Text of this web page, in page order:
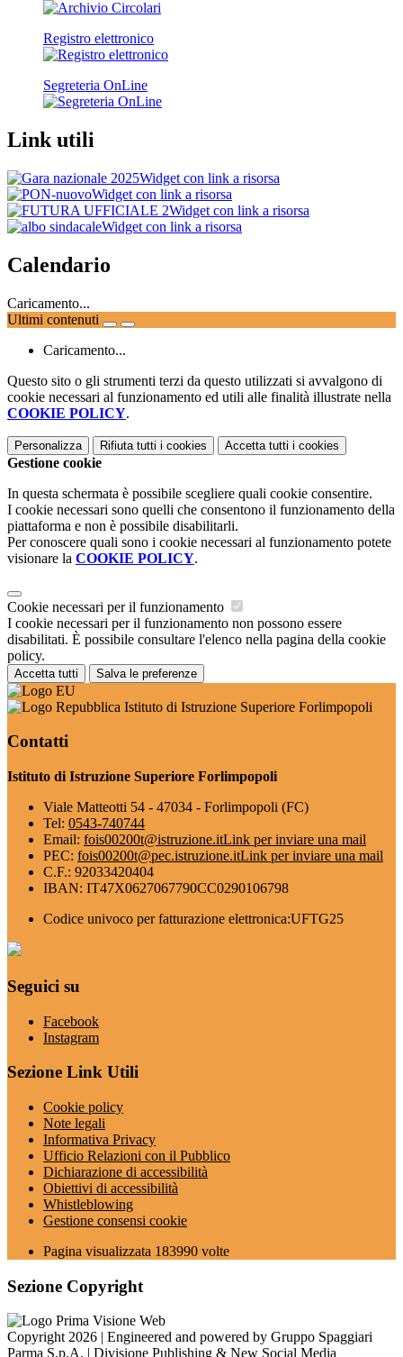
Registro elettronico
Segreteria OnLine
Link utili
Widget con link a risorsa
Widget con link a risorsa
Widget con link a risorsa
Widget con link a risorsa
Calendario
Caricamento...
Ultimi contenuti
Caricamento...
Questo sito o gli strumenti terzi da questo utilizzati si avvalgono di
cookie necessari al funzionamento ed utili alle finalità illustrate nella
COOKIE POLICY.
Personalizza Rifiuta tutti i cookies Accetta tutti i cookies
Gestione cookie
In questa schermata è possibile scegliere quali cookie consentire.
I cookie necessari sono quelli che consentono il funzionamento della
piattaforma e non è possibile disabilitarli.
Per conoscere quali sono i cookie necessari al funzionamento potete
visionare la COOKIE POLICY.
Cookie necessari per il funzionamento
I cookie necessari per il funzionamento non possono essere
disabilitati. È possibile consultare l'elenco nella pagina della cookie
policy.
Accetta tutti Salva le preferenze
Istituto di Istruzione Superiore Forlimpopoli
Contatti
Istituto di Istruzione Superiore Forlimpopoli
Viale Matteotti 54 - 47034 - Forlimpopoli (FC)
Tel: 0543-740744
Email: fois00200t@istruzione.itLink per inviare una mail
PEC: fois00200t@pec.istruzione.itLink per inviare una mail
C.F.: 92033420404
IBAN: IT47X0627067790CC0290106798
Codice univoco per fatturazione elettronica:UFTG25
Seguici su
Facebook
Instagram
Sezione Link Utili
Cookie policy
Note legali
Informativa Privacy
Ufficio Relazioni con il Pubblico
Dichiarazione di accessibilità
Obiettivi di accessibilità
Whistleblowing
Gestione consensi cookie
Pagina visualizzata 183990 volte
Sezione Copyright
Copyright 2026 | Engineered and powered by Gruppo Spaggiari
Parma S.p.A. | Divisione Publishing & New Social Media